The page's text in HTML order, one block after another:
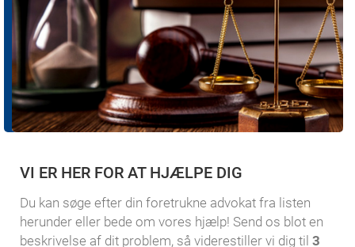
VI ER HER FOR AT HJÆLPE DIG
Du kan søge efter din foretrukne advokat fra listen
herunder eller bede om vores hjælp! Send os blot en
beskrivelse af dit problem, så viderestiller vi dig til 3